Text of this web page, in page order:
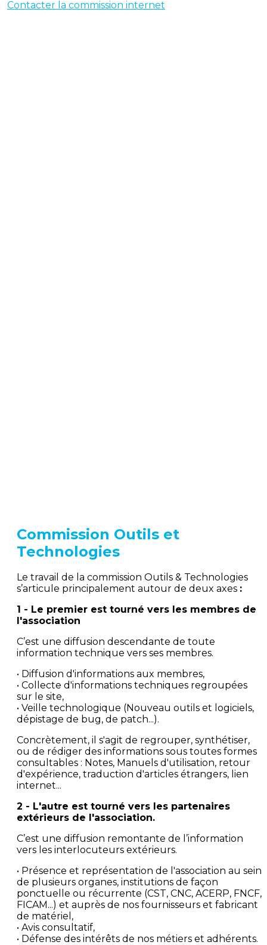
Contacter la commission internet
Commission Outils et
Technologies
Le travail de la commission Outils & Technologies
s’articule principalement autour de deux axes :
1 - Le premier est tourné vers les membres de
l'association
C’est une diffusion descendante de toute
information technique vers ses membres.
• Diffusion d'informations aux membres,
• Collecte d'informations techniques regroupées
sur le site,
• Veille technologique (Nouveau outils et logiciels,
dépistage de bug, de patch...).
Concrètement, il s'agit de regrouper, synthétiser,
ou de rédiger des informations sous toutes formes
consultables : Notes, Manuels d'utilisation, retour
d'expérience, traduction d'articles étrangers, lien
internet...
2 - L'autre est tourné vers les partenaires
extérieurs de l'association.
C’est une diffusion remontante de l’information
vers les interlocuteurs extérieurs.
• Présence et représentation de l'association au sein
de plusieurs organes, institutions de façon
ponctuelle ou récurrente (CST, CNC, ACERP, FNCF,
FICAM...) et auprès de nos fournisseurs et fabricant
de matériel,
• Avis consultatif,
• Défense des intérêts de nos métiers et adhérents.